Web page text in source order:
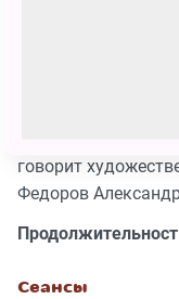
«Собака - это
говорит
Федоров
Сеансы